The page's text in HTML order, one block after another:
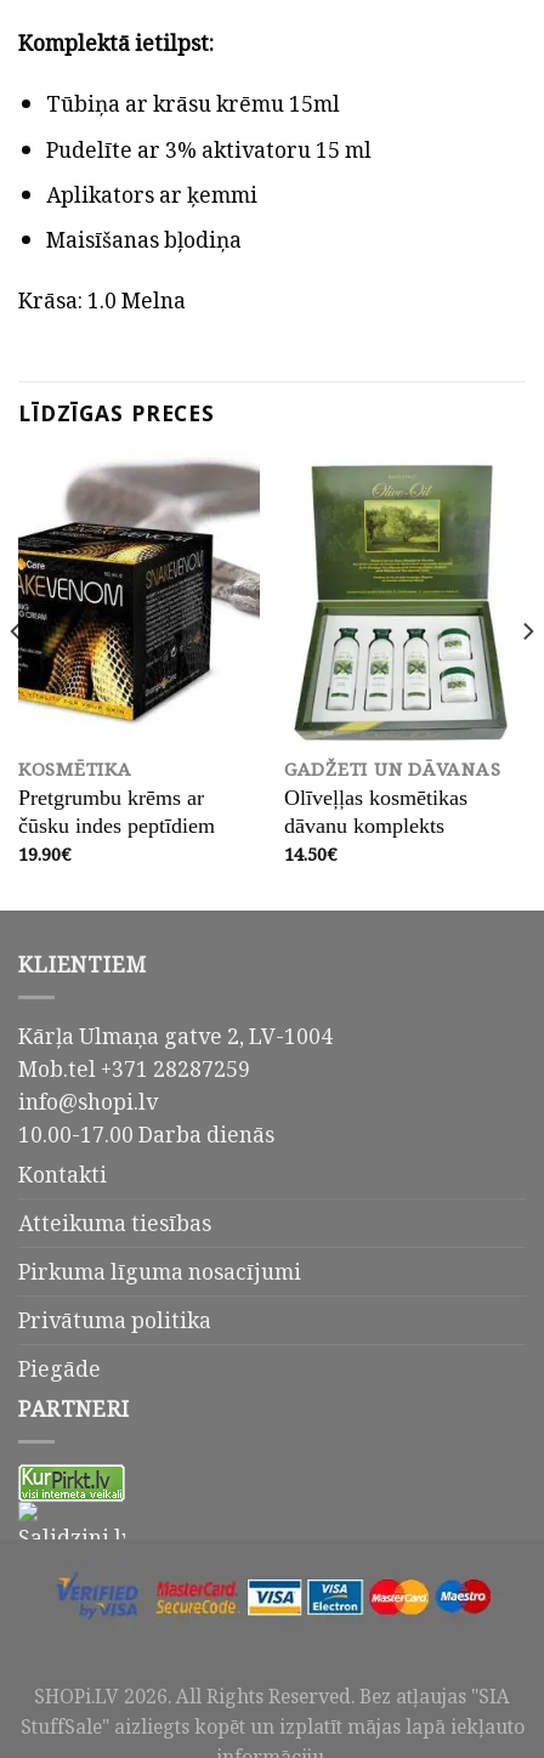
Komplektā ietilpst:
Tūbiņa ar krāsu krēmu 15ml
Pudelīte ar 3% aktivatoru 15 ml
Aplikators ar ķemmi
Maisīšanas bļodiņa
Krāsa: 1.0 Melna
LĪDZĪGAS PRECES
KOSMĒTIKA
Pretgrumbu krēms ar
čūsku indes peptīdiem
19.90€
GADŽETI UN DĀVANAS
Olīveļļas kosmētikas
dāvanu komplekts
14.50€
KLIENTIEM
Kārļa Ulmaņa gatve 2, LV-1004
Mob.tel +371 28287259
info@shopi.lv
10.00-17.00 Darba dienās
Kontakti
Atteikuma tiesības
Pirkuma līguma nosacījumi
Privātuma politika
Piegāde
PARTNERI
SHOPi.LV 2026. All Rights Reserved. Bez atļaujas "SIA
StuffSale" aizliegts kopēt un izplatīt mājas lapā iekļauto